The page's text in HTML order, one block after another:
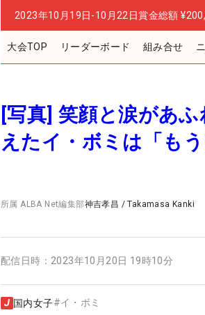
2023年10月19日-10月22日賞金総額
大会TOP リーダーボード 組み合せ
[写真] 笑顔と涙があ
えたイ・ボミは「も
所属ALBA Net編集部神吉孝昌 /Takamasa Kanki
配信日時： 2023年10月20日 19時10分
国内女子#イ・ボミ